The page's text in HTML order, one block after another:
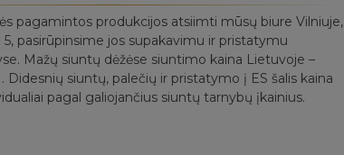
pagamintos produkcijos atsiimti mūsų biure Vilniuje,
5, pasirūpinsime jos supakavimu ir pristatymu
Mažų siuntų dėžėse siuntimo kaina Lietuvoje –
Didesnių siuntų, palečių ir pristatymo į ES šalis kaina
pagal galiojančius siuntų tarnybų įkainius.